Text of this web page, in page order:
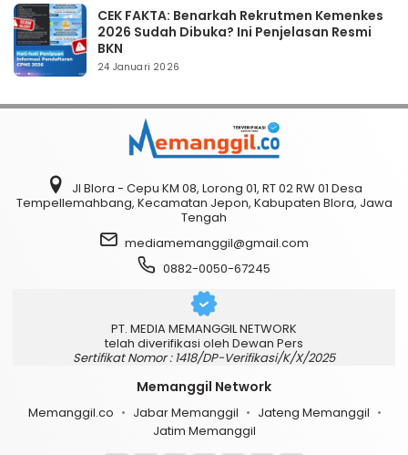
CEK FAKTA: Benarkah Rekrutmen Kemenkes
2026 Sudah Dibuka? Ini Penjelasan Resmi
BKN
24 Januari 2026
Jl Blora - Cepu KM 08, Lorong 01, RT 02 RW 01 Desa
Tempellemahbang, Kecamatan Jepon, Kabupaten Blora, Jawa
Tengah
mediamemanggil@gmail.com
0882-0050-67245
PT. MEDIA MEMANGGIL NETWORK
telah diverifikasi oleh Dewan Pers
Sertifikat Nomor : 1418/DP-Verifikasi/K/X/2025
Memanggil Network
Memanggil.co Jabar Memanggil
Jateng Memanggil
Jatim Memanggil